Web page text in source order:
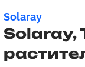
Solaray
Solaray,